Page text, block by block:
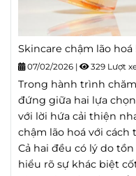
Skincare chậm lão
07/02/2026 | 329 Lượt
Trong hành trình
đứng giữa hai lựa
với lời hứa cải thiện
chậm lão hoá với cách
Cả hai đều có lý do
hiểu rõ sự khác biệt